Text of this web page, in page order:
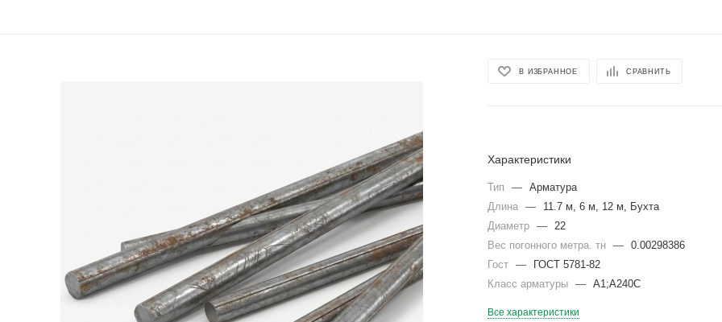
В ИЗБРАННОЕ СРАВНИТЬ
Характеристики
Тип —
Арматура
Длина
—
11.7 м, 6 м, 12 м, Бухта
Диаметр
—
22
Вес погонного метра. тн
—
0.00298386
Гост
—
ГОСТ 5781-82
Класс арматуры
— А1;А240С
Все характеристики